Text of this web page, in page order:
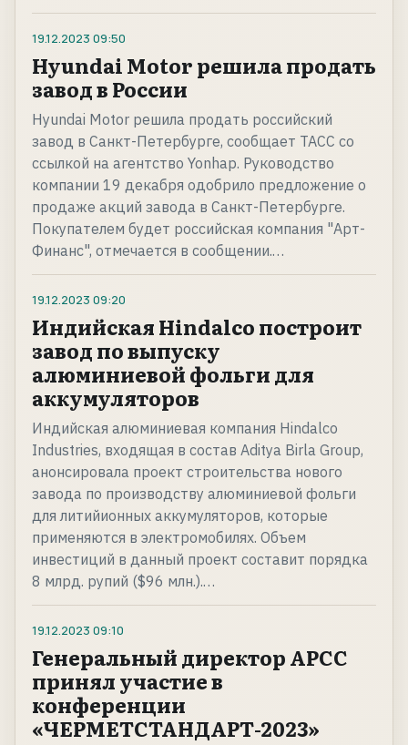
19.12.2023 09:50
Hyundai Motor решила продать
завод в России
Hyundai Motor решила продать российский
завод в Санкт-Петербурге, сообщает ТАСС со
ссылкой на агентство Yonhap. Руководство
компании 19 декабря одобрило предложение о
продаже акций завода в Санкт-Петербурге.
Покупателем будет российская компания "Арт-
Финанс", отмечается в сообщении.…
19.12.2023 09:20
Индийская Hindalco построит
завод по выпуску
алюминиевой фольги для
аккумуляторов
Индийская алюминиевая компания Hindalco
Industries, входящая в состав Aditya Birla Group,
анонсировала проект строительства нового
завода по производству алюминиевой фольги
для литийионных аккумуляторов, которые
применяются в электромобилях. Объем
инвестиций в данный проект составит порядка
8 млрд. рупий ($96 млн.).…
19.12.2023 09:10
Генеральный директор АРСС
принял участие в
конференции
«ЧЕРМЕТСТАНДАРТ-2023»